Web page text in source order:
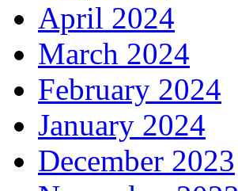
April 2024
March 2024
February 2024
January 2024
December 2023